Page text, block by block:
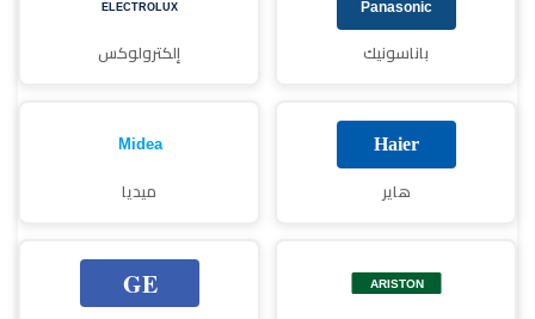
باناسونيك إلكترولوكس
هاير ميديا